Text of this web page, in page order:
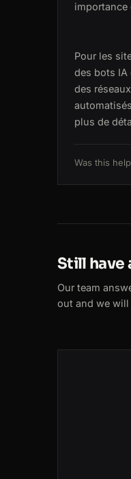
importance
Pour les
des bots IA
des
plus de
Was this
Still have
Our team
out and we